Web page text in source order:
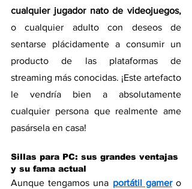
o cualquier adulto con deseos de
sentarse plácidamente a consumir un
producto de las plataformas de
streaming más conocidas. ¡Este artefacto
le vendría bien a absolutamente
cualquier persona que realmente ame
pasársela en casa!
Sillas para PC: sus grandes ventajas
y su fama actual
Aunque tengamos una portátil gamer o